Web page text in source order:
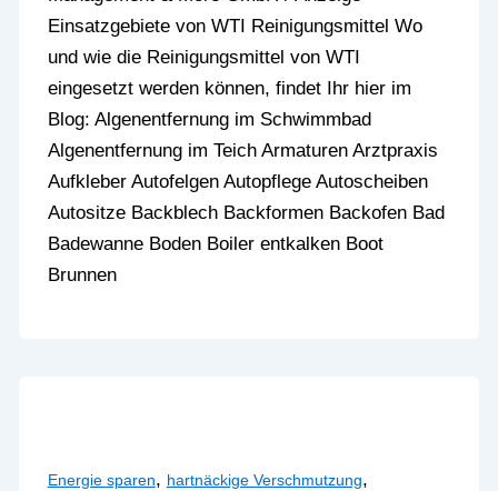
Einsatzgebiete von WTI Reinigungsmittel Wo
und wie die Reinigungsmittel von WTI
eingesetzt werden können, findet Ihr hier im
Blog: Algenentfernung im Schwimmbad
Algenentfernung im Teich Armaturen Arztpraxis
Aufkleber Autofelgen Autopflege Autoscheiben
Autositze Backblech Backformen Backofen Bad
Badewanne Boden Boiler entkalken Boot
Brunnen
Energie sparen, hartnäckige Verschmutzung,